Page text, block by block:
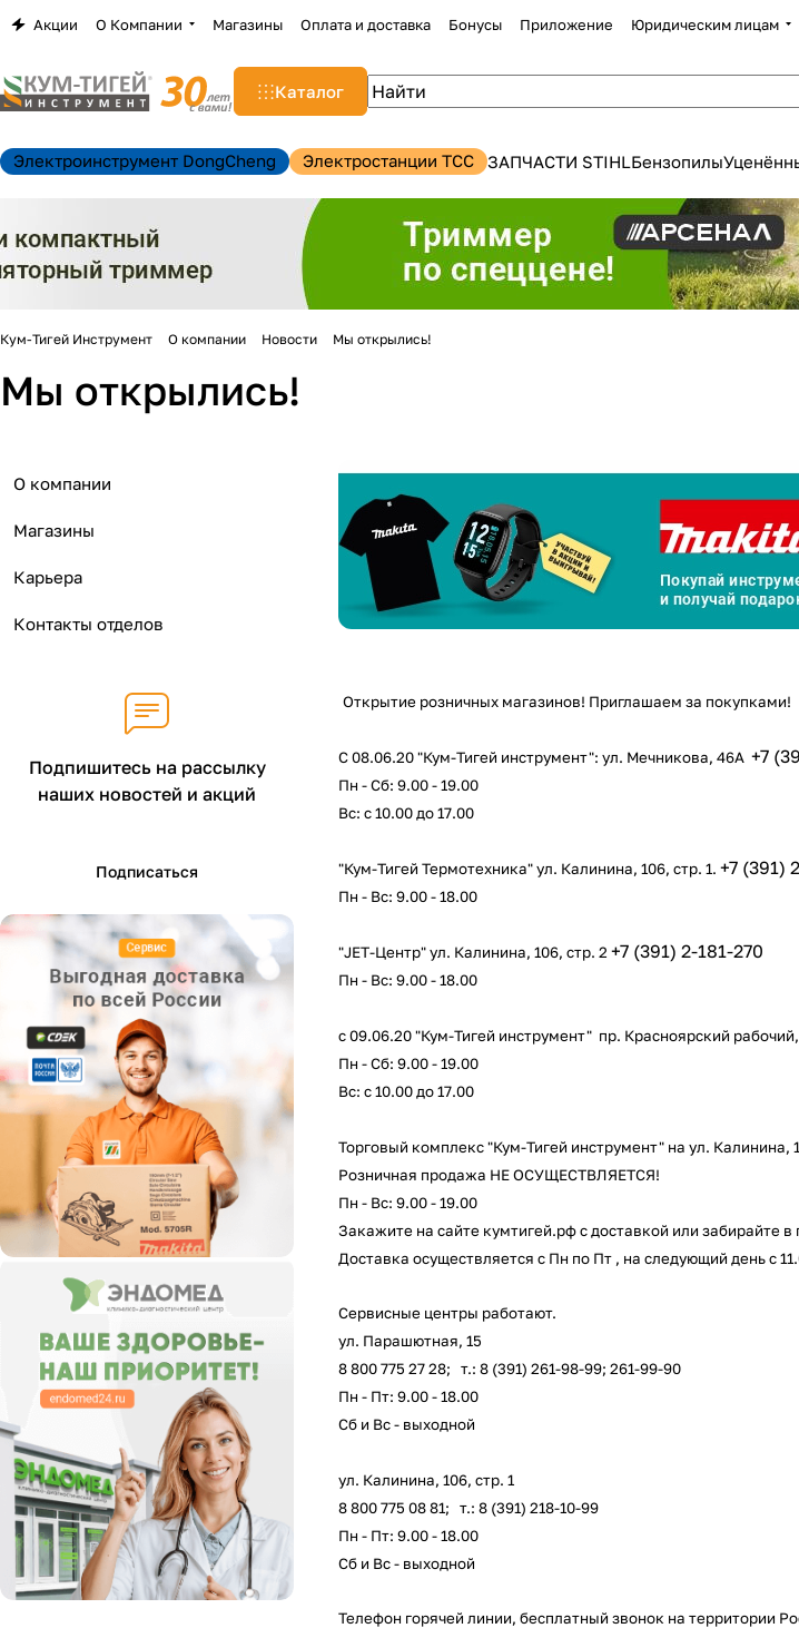
Акции О Компании Магазины Оплата и доставка Бонусы Приложение Юридическим лицам
Каталог
Электроинструмент DongCheng Электростанции TCC ЗАПЧАСТИ STIHLБензопилы
Кум-Тигей Инструмент О компании Новости Мы открылись!
Мы открылись!
Открытие розничных магазинов! Приглашаем за покупками!
С 08.06.20 "Кум-Тигей инструмент": ул. Мечникова, 46А +7
Пн - Сб: 9.00 - 19.00
Вс: с 10.00 до 17.00
"Кум-Тигей Термотехника" ул. Калинина, 106, стр. 1. +7 (391)
Пн - Вс: 9.00 - 18.00
"JET-Центр" ул. Калинина, 106, стр. 2 +7 (391) 2-181-270
Пн - Вс: 9.00 - 18.00
с 09.06.20 "Кум-Тигей инструмент" пр. Красноярский
Пн - Сб: 9.00 - 19.00
Вс: с 10.00 до 17.00
Торговый комплекс "Кум-Тигей инструмент" на ул.
Розничная продажа НЕ ОСУЩЕСТВЛЯЕТСЯ!
Пн - Вс: 9.00 - 19.00
Закажите на сайте кумтигей.рф с доставкой или забирайте в
Доставка осуществляется с Пн по Пт , на следующий день с
Сервисные центры работают.
ул. Парашютная, 15
8 800 775 27 28; т.: 8 (391) 261-98-99; 261-99-90
Пн - Пт: 9.00 - 18.00
Сб и Вс - выходной
ул. Калинина, 106, стр. 1
8 800 775 08 81; т.: 8 (391) 218-10-99
Пн - Пт: 9.00 - 18.00
Сб и Вс - выходной
Телефон горячей линии, бесплатный звонок на территории
О компании
Магазины
Карьера
Контакты отделов
Подпишитесь на рассылку
наших новостей и акций
Подписаться
Для клиентов всех банков
График платежей
Сегодня
25
с вашей картыпо25%
Подробнееоб оплате Плайтом
8 800 302-